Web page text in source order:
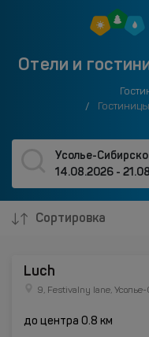
Отели и
Усолье-
14.08.2026 -
Сортировка
Luch
9, Festivalny lane,
до центра 0.8 км